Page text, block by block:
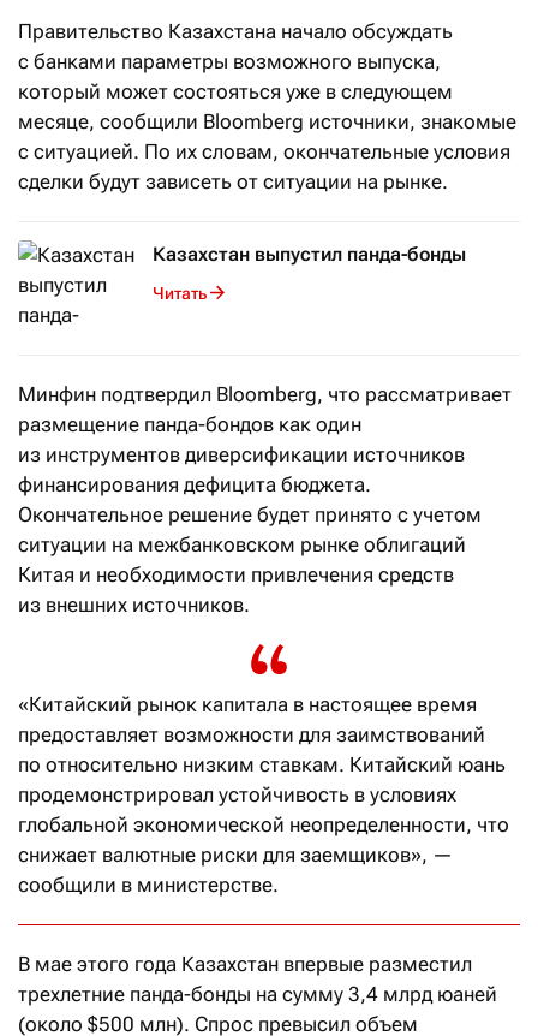
Правительство Казахстана начало обсуждать
с банками параметры возможного выпуска,
который может состояться уже в следующем
месяце, сообщили Bloomberg источники, знакомые
с ситуацией. По их словам, окончательные условия
сделки будут зависеть от ситуации на рынке.
Казахстан выпустил панда-бонды
Читать
Минфин подтвердил Bloomberg, что рассматривает
размещение панда-бондов как один
из инструментов диверсификации источников
финансирования дефицита бюджета.
Окончательное решение будет принято с учетом
ситуации на межбанковском рынке облигаций
Китая и необходимости привлечения средств
из внешних источников.
«Китайский рынок капитала в настоящее время
предоставляет возможности для заимствований
по относительно низким ставкам. Китайский юань
продемонстрировал устойчивость в условиях
глобальной экономической неопределенности, что
снижает валютные риски для заемщиков», —
сообщили в министерстве.
В мае этого года Казахстан впервые разместил
трехлетние панда-бонды на сумму 3,4 млрд юаней
(около $500 млн). Спрос превысил объем